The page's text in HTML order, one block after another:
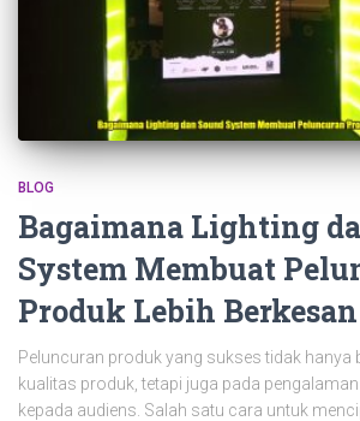
BLOG
Bagaimana Lighting
System Membuat
Produk Lebih Berkesan
Peluncuran produk yang sukses tidak hanya
kualitas produk, tetapi juga pada
kepada audiens. Salah satu cara untuk